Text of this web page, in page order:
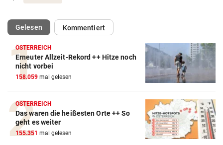
Gelesen(ausgewählt)Kommentiert
ÖSTERREICH
Erneuter Allzeit-Rekord ++ Hitze noch
nicht vorbei
158.059 mal gelesen
ÖSTERREICH
Das waren die heißesten Orte ++ So
geht es weiter
155.351 mal gelesen